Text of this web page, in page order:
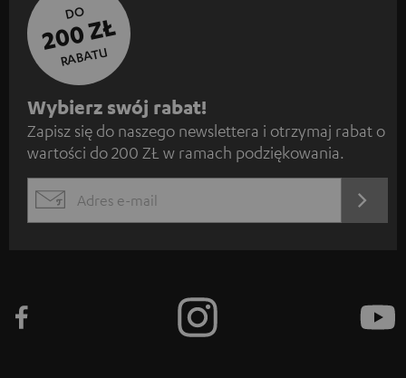
DO
200 ZŁ
RABATU
Z
a
p
s
ę
Wybierz swój rabat!
Zapisz się do naszego newslettera i otrzymaj rabat o
wartości do 200 ZŁ w ramach podziękowania.
EMAIL